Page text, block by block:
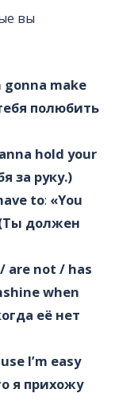
вы
gonna make
полюбить
hold your
за руку.)
to: «You
должен
are not / has
when
её нет
I’m easy
я прихожу